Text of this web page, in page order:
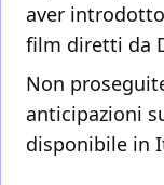
aver
film diretti da
Non
anticipazioni
disponibile in